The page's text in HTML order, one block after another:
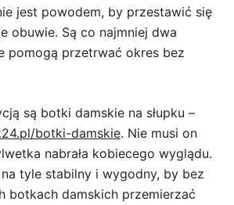
jest powodem, by przestawić się
obuwie. Są co najmniej dwa
pomogą przetrwać okres bez
są botki damskie na słupku –
botki-damskie. Nie musi on
nabrała kobiecego wyglądu.
tyle stabilny i wygodny, by bez
botkach damskich przemierzać